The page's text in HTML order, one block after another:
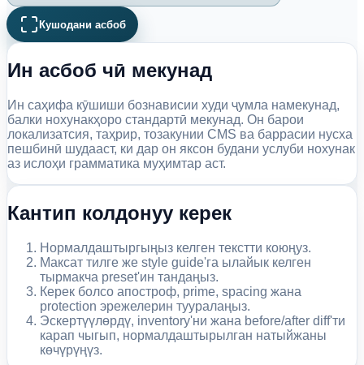
Кушодани асбоб
Ин асбоб чӣ мекунад
Ин саҳифа кӯшиши бознависии худи ҷумла намекунад,
балки нохунакҳоро стандартӣ мекунад. Он барои
локализатсия, таҳрир, тозакунии CMS ва баррасии нусха
пешбинӣ шудааст, ки дар он яксон будани услуби нохунак
аз ислоҳи грамматика муҳимтар аст.
Кантип колдонуу керек
Нормалдаштыргыңыз келген текстти коюңуз.
Максат тилге же style guide'га ылайык келген
тырмакча preset'ин тандаңыз.
Керек болсо апостроф, prime, spacing жана
protection эрежелерин тууралаңыз.
Эскертүүлөрдү, inventory'ни жана before/after diff'ти
карап чыгып, нормалдаштырылган натыйжаны
көчүрүңүз.